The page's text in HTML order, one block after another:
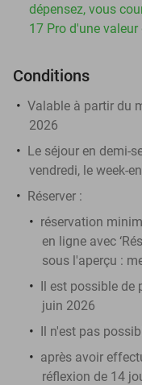
dépensez, vous
17 Pro d'une valeur
Conditions
Valable à partir du
2026
Le séjour en demi-
vendredi, le week-
Réserver :
réservation
en ligne avec
sous l'aperçu :
Il est possible de
juin 2026
Il n'est pas
après avoir
réflexion de 14